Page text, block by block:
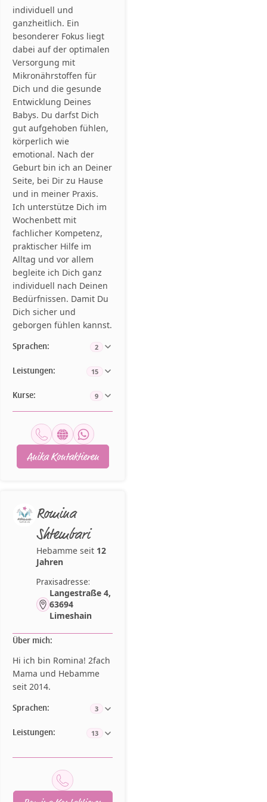
individuell und
ganzheitlich. Ein
besonderer Fokus liegt
dabei auf der optimalen
Versorgung mit
Mikronährstoffen für
Dich und die gesunde
Entwicklung Deines
Babys. Du darfst Dich
gut aufgehoben fühlen,
körperlich wie
emotional. Nach der
Geburt bin ich an Deiner
Seite, bei Dir zu Hause
und in meiner Praxis.
Ich unterstütze Dich im
Wochenbett mit
fachlicher Kompetenz,
praktischer Hilfe im
Alltag und vor allem
begleite ich Dich ganz
individuell nach Deinen
Bedürfnissen. Damit Du
Dich sicher und
geborgen fühlen kannst.
Sprachen: 2
Leistungen: 15
Kurse: 9
Anika Kontaktieren
Romina
Shtembari
Hebamme seit 12
Jahren
Praxisadresse:
Langestraße 4,
63694
Limeshain
Über mich:
Hi ich bin Romina! 2fach
Mama und Hebamme
seit 2014.
Sprachen: 3
Leistungen: 13